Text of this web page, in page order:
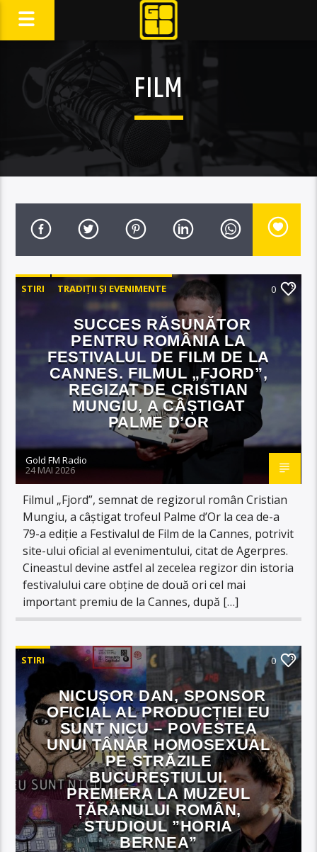
FILM
STIRI TRADIȚII ȘI EVENIMENTE 0
SUCCES RĂSUNĂTOR
PENTRU ROMÂNIA LA
FESTIVALUL DE FILM DE LA
CANNES. FILMUL „FJORD”,
REGIZAT DE CRISTIAN
MUNGIU, A CÂȘTIGAT
PALME D’OR
Gold FM Radio
24 MAI 2026
Filmul „Fjord”, semnat de regizorul român Cristian
Mungiu, a câștigat trofeul Palme d’Or la cea de-a
79-a ediție a Festivalul de Film de la Cannes, potrivit
site-ului oficial al evenimentului, citat de Agerpres.
Cineastul devine astfel al zecelea regizor din istoria
festivalului care obține de două ori cel mai
important premiu de la Cannes, după […]
STIRI 0
NICUȘOR DAN, SPONSOR
OFICIAL AL PRODUCȚIEI EU
SUNT NICU – POVESTEA
UNUI TÂNĂR HOMOSEXUAL
PE STRĂZILE
BUCUREȘTIULUI.
PREMIERA LA MUZEUL
ȚĂRANULUI ROMÂN,
STUDIOUL ”HORIA
BERNEA”